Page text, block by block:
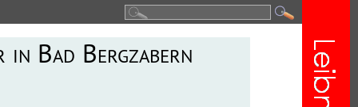
Bad Bergzabern